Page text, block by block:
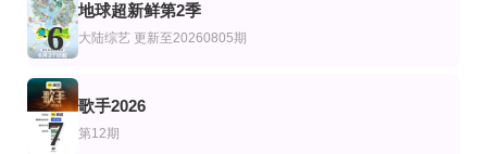
6
地球超新鲜第2季
大陆综艺 更新至20260805期
7
歌手2026
第12期